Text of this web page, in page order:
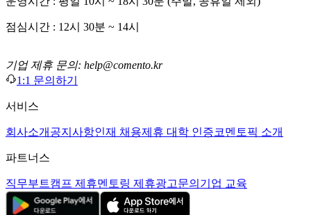
점심시간 : 12시 30분 ~ 14시
기업 제휴 문의: help@comento.kr
1:1 문의하기
서비스
회사소개 공지사항인재 채용제휴 대학 인증코멘토픽 소개
파트너스
직무부트캠프 제휴멘토링 제휴광고문의 기업 교육